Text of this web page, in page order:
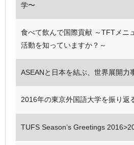
学〜
食べて飲んで国際貢献 ～TFTメニ
活動を知っていますか？～
ASEANと日本を結ぶ、世界展開力
2016年の東京外国語大学を振り返
TUFS Season’s Greetings